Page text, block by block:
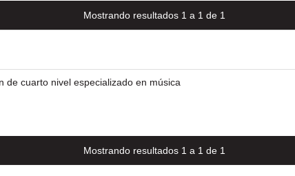
Mostrando resultados 1 a 1 de 1
de cuarto nivel especializado en música
Mostrando resultados 1 a 1 de 1